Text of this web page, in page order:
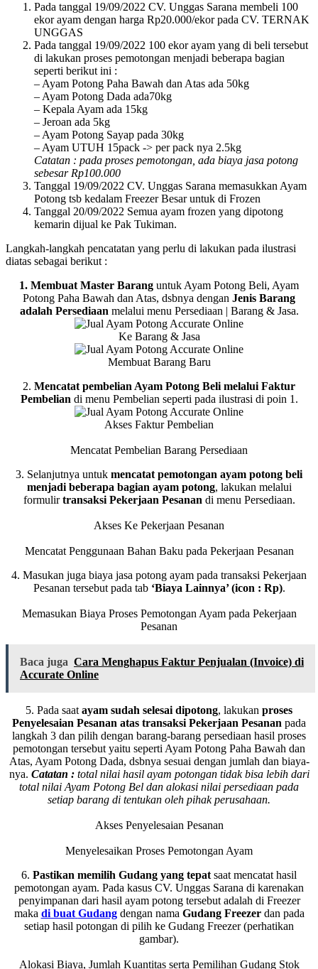
Pada tanggal 19/09/2022 CV. Unggas Sarana membeli 100
ekor ayam dengan harga Rp20.000/ekor pada CV. TERNAK
UNGGAS
Pada tanggal 19/09/2022 100 ekor ayam yang di beli tersebut
di lakukan proses pemotongan menjadi beberapa bagian
seperti berikut ini :
– Ayam Potong Paha Bawah dan Atas ada 50kg
– Ayam Potong Dada ada70kg
– Kepala Ayam ada 15kg
– Jeroan ada 5kg
– Ayam Potong Sayap pada 30kg
– Ayam UTUH 15pack -> per pack nya 2.5kg
Catatan : pada proses pemotongan, ada biaya jasa potong
sebesar Rp100.000
Tanggal 19/09/2022 CV. Unggas Sarana memasukkan Ayam
Potong tsb kedalam Freezer Besar untuk di Frozen
Tanggal 20/09/2022 Semua ayam frozen yang dipotong
kemarin dijual ke Pak Tukiman.
Langkah-langkah pencatatan yang perlu di lakukan pada ilustrasi
diatas sebagai berikut :
1. Membuat Master Barang untuk Ayam Potong Beli, Ayam
Potong Paha Bawah dan Atas, dsbnya dengan Jenis Barang
adalah Persediaan melalui menu Persediaan | Barang & Jasa.
Ke Barang & Jasa
Membuat Barang Baru
2. Mencatat pembelian Ayam Potong Beli melalui Faktur
Pembelian di menu Pembelian seperti pada ilustrasi di poin 1.
Akses Faktur Pembelian
Mencatat Pembelian Barang Persediaan
3. Selanjutnya untuk mencatat pemotongan ayam potong beli
menjadi beberapa bagian ayam potong, lakukan melalui
formulirtransaksi Pekerjaan Pesanan di menu Persediaan.
Akses Ke Pekerjaan Pesanan
Mencatat Penggunaan Bahan Baku pada Pekerjaan Pesanan
4. Masukan juga biaya jasa potong ayam pada transaksi Pekerjaan
Pesanan tersebut pada tab‘Biaya Lainnya’ (icon : Rp).
Memasukan Biaya Proses Pemotongan Ayam pada Pekerjaan
Pesanan
Baca juga Cara Menghapus Faktur Penjualan (Invoice) di
Accurate Online
5. Pada saat ayam sudah selesai dipotong, lakukan proses
Penyelesaian Pesanan atas transaksi Pekerjaan Pesanan pada
langkah 3 dan pilih dengan barang-barang persediaan hasil proses
pemotongan tersebut yaitu seperti Ayam Potong Paha Bawah dan
Atas, Ayam Potong Dada, dsbnya sesuai dengan jumlah dan biaya-
nya. Catatan :total nilai hasil ayam potongan tidak bisa lebih dari
total nilai Ayam Potong Bel dan alokasi nilai persediaan pada
setiap barang di tentukan oleh pihak perusahaan.
Akses Penyelesaian Pesanan
Menyelesaikan Proses Pemotongan Ayam
6. Pastikan memilih Gudang yang tepat saat mencatat hasil
pemotongan ayam. Pada kasus CV. Unggas Sarana di karenakan
penyimpanan dari hasil ayam potong tersebut adalah di Freezer
maka di buat Gudangdengan nama Gudang Freezerdan pada
setiap hasil potongan di pilih ke Gudang Freezer (perhatikan
gambar).
Alokasi Biaya, Jumlah Kuantitas serta Pemilihan Gudang Stok